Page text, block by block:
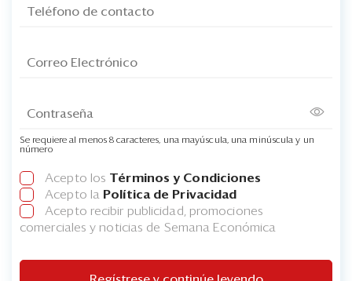
Se requiere al menos 8 caracteres, una mayúscula, una minúscula y un
número
Acepto los Términos y Condiciones
Acepto la Política de Privacidad
Acepto recibir publicidad, promociones
comerciales y noticias de Semana Económica